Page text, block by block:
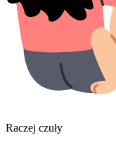
Raczej czuły